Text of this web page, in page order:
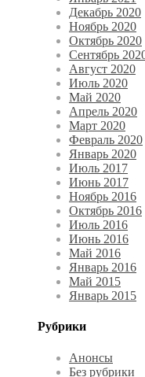
Декабрь 2020
Ноябрь 2020
Октябрь 2020
Сентябрь
Август 2020
Июль 2020
Май 2020
Апрель 2020
Март 2020
Февраль 2020
Январь 2020
Июль 2017
Июнь 2017
Ноябрь 2016
Октябрь 2016
Июль 2016
Июнь 2016
Май 2016
Январь 2016
Май 2015
Январь 2015
Рубрики
Анонсы
Без рубрики